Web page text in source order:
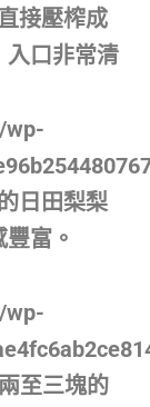
接壓榨成
入口非常清
wp-
日田梨梨
富。
wp-
至三塊的